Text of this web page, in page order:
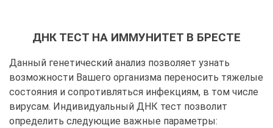
ДНК ТЕСТ НА ИММУНИТЕТ В БРЕСТЕ
Данный генетический анализ позволяет узнать
возможности Вашего организма переносить тяжелые
состояния и сопротивляться инфекциям, в том числе
вирусам. Индивидуальный ДНК тест позволит
определить следующие важные параметры: